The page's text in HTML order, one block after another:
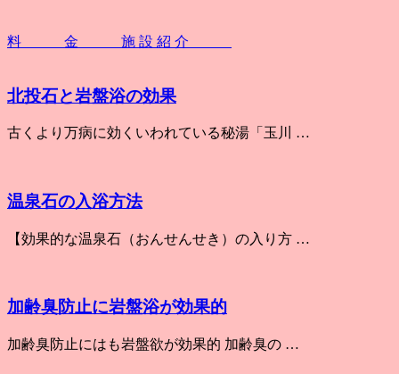
料 金 施 設 紹 介
北投石と岩盤浴の効果
古くより万病に効くいわれている秘湯「玉川 …
温泉石の入浴方法
【効果的な温泉石（おんせんせき）の入り方 …
加齢臭防止に岩盤浴が効果的
加齢臭防止にはも岩盤欲が効果的 加齢臭の …